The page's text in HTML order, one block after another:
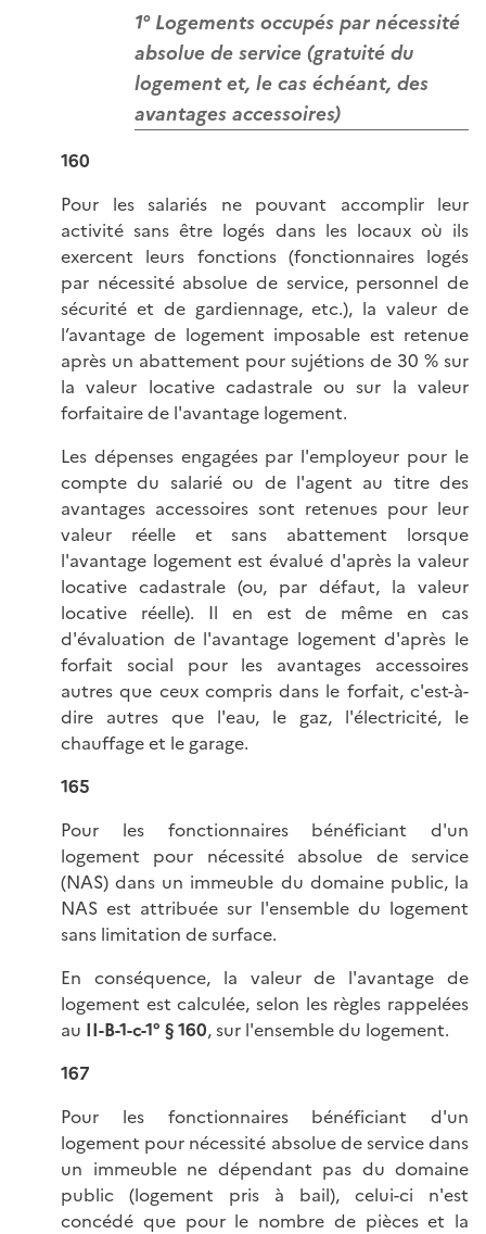
1° Logements occupés par nécessité
absolue de service (gratuité du
logement et, le cas échéant, des
avantages accessoires)
160
Pour les salariés ne pouvant accomplir leur
activité sans être logés dans les locaux où ils
exercent leurs fonctions (fonctionnaires logés
par nécessité absolue de service, personnel de
sécurité et de gardiennage, etc.), la valeur de
l’avantage de logement imposable est retenue
après un abattement pour sujétions de 30 % sur
la valeur locative cadastrale ou sur la valeur
forfaitaire de l'avantage logement.
Les dépenses engagées par l'employeur pour le
compte du salarié ou de l'agent au titre des
avantages accessoires sont retenues pour leur
valeur réelle et sans abattement lorsque
l'avantage logement est évalué d'après la valeur
locative cadastrale (ou, par défaut, la valeur
locative réelle). Il en est de même en cas
d'évaluation de l'avantage logement d'après le
forfait social pour les avantages accessoires
autres que ceux compris dans le forfait, c'est-à-
dire autres que l'eau, le gaz, l'électricité, le
chauffage et le garage.
165
Pour les fonctionnaires bénéficiant d'un
logement pour nécessité absolue de service
(NAS) dans un immeuble du domaine public, la
NAS est attribuée sur l'ensemble du logement
sans limitation de surface.
En conséquence, la valeur de l'avantage de
logement est calculée, selon les règles rappelées
au II-B-1-c-1° § 160, sur l'ensemble du logement.
167
Pour les fonctionnaires bénéficiant d'un
logement pour nécessité absolue de service dans
un immeuble ne dépendant pas du domaine
public (logement pris à bail), celui-ci n'est
concédé que pour le nombre de pièces et la